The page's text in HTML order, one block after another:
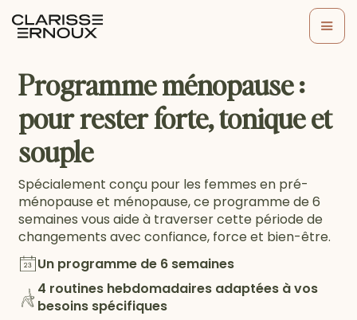
Programme ménopause :
pour rester forte, tonique et
souple
Spécialement conçu pour les femmes en pré-
ménopause et ménopause, ce programme de 6
semaines vous aide à traverser cette période de
changements avec confiance, force et bien-être.
Un programme de 6 semaines
4 routines hebdomadaires adaptées à vos
besoins spécifiques